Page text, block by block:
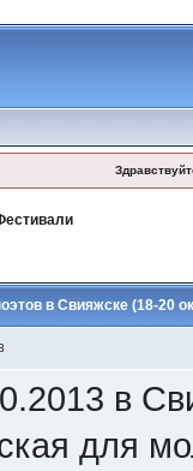
в Свияжске (18-20
в
для